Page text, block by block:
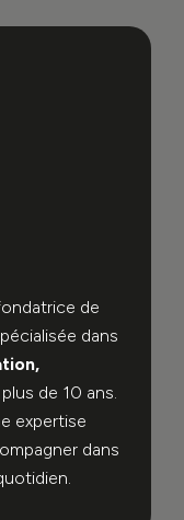
de
dans
de 10 ans.
expertise
dans